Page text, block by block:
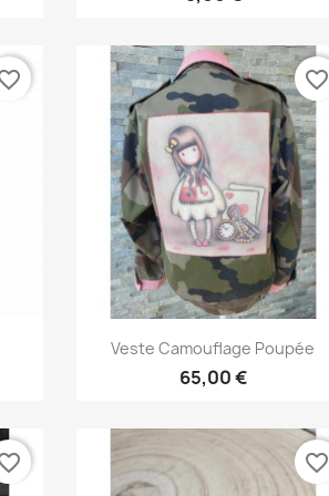
Aperçu rapide
Veste Camouflage Poupée
65,00 €
favorite_border
favorite_border